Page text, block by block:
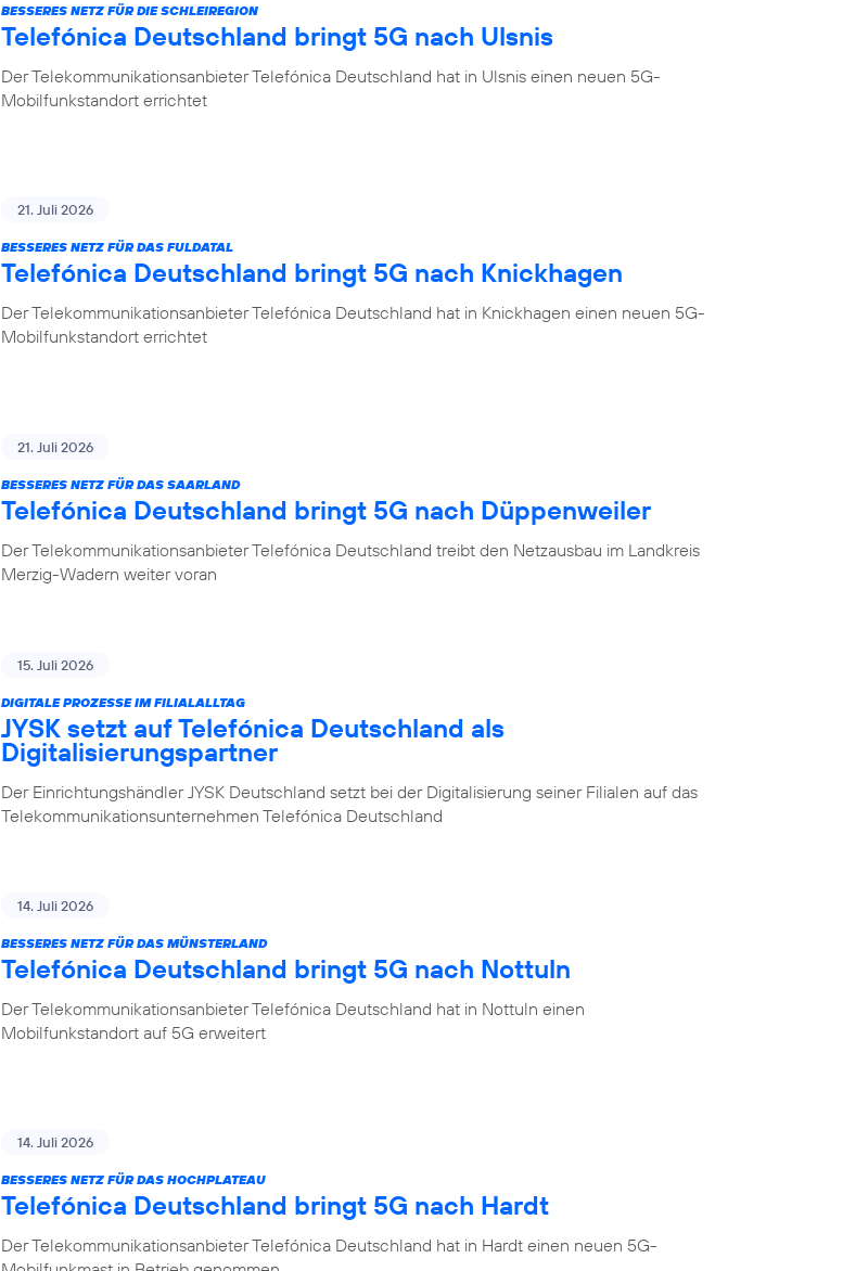
BESSERES NETZ FÜR DIE SCHLEIREGION
Telefónica Deutschland bringt 5G nach Ulsnis
Der Telekommunikationsanbieter Telefónica Deutschland hat in Ulsnis einen neuen 5G-
Mobilfunkstandort errichtet
21. Juli 2026
BESSERES NETZ FÜR DAS FULDATAL
Telefónica Deutschland bringt 5G nach Knickhagen
Der Telekommunikationsanbieter Telefónica Deutschland hat in Knickhagen einen neuen 5G-
Mobilfunkstandort errichtet
21. Juli 2026
BESSERES NETZ FÜR DAS SAARLAND
Telefónica Deutschland bringt 5G nach Düppenweiler
Der Telekommunikationsanbieter Telefónica Deutschland treibt den Netzausbau im Landkreis
Merzig-Wadern weiter voran
15. Juli 2026
DIGITALE PROZESSE IM FILIALALLTAG
JYSK setzt auf Telefónica Deutschland als
Digitalisierungspartner
Der Einrichtungshändler JYSK Deutschland setzt bei der Digitalisierung seiner Filialen auf das
Telekommunikationsunternehmen Telefónica Deutschland
14. Juli 2026
BESSERES NETZ FÜR DAS MÜNSTERLAND
Telefónica Deutschland bringt 5G nach Nottuln
Der Telekommunikationsanbieter Telefónica Deutschland hat in Nottuln einen
Mobilfunkstandort auf 5G erweitert
14. Juli 2026
BESSERES NETZ FÜR DAS HOCHPLATEAU
Telefónica Deutschland bringt 5G nach Hardt
Der Telekommunikationsanbieter Telefónica Deutschland hat in Hardt einen neuen 5G-